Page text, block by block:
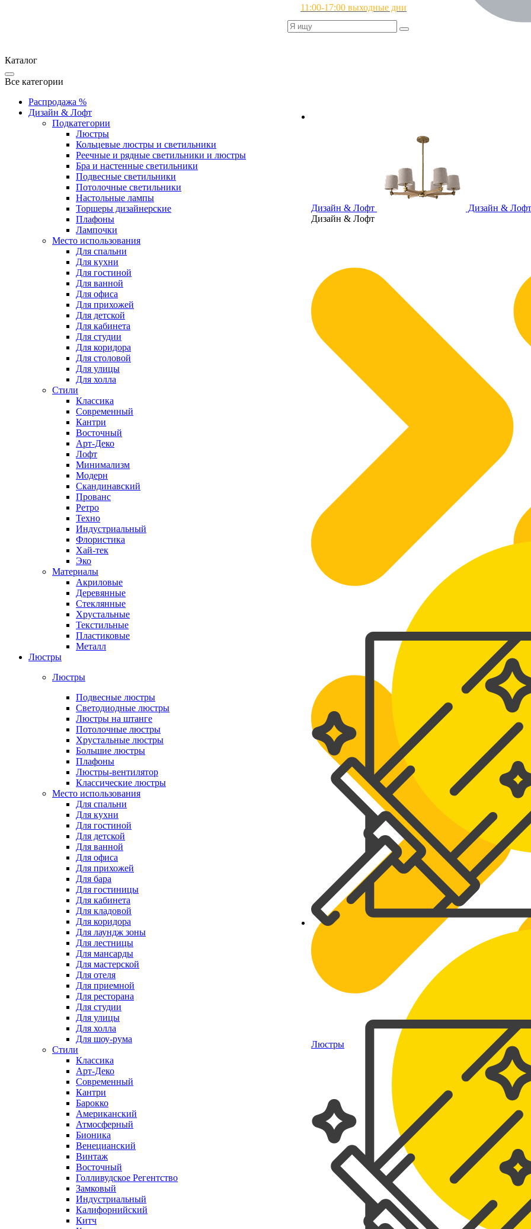
Дизайн & Лофт
Дизайн & Лофт
Дизайн & Лофт
Люстры
11:00-17:00 выходные дни
Каталог
Все категории
Распродажа %
Дизайн & Лофт
Подкатегории
Люстры
Кольцевые люстры и светильники
Реечные и рядные светильники и люстры
Бра и настенные светильники
Подвесные светильники
Потолочные светильники
Настольные лампы
Торшеры дизайнерские
Плафоны
Лампочки
Место использования
Для спальни
Для кухни
Для гостиной
Для ванной
Для офиса
Для прихожей
Для детской
Для кабинета
Для студии
Для коридора
Для столовой
Для улицы
Для холла
Стили
Классика
Современный
Кантри
Восточный
Арт-Деко
Лофт
Минимализм
Модерн
Скандинавский
Прованс
Ретро
Техно
Индустриальный
Флористика
Хай-тек
Эко
Материалы
Акриловые
Деревянные
Стеклянные
Хрустальные
Текстильные
Пластиковые
Металл
Люстры
Люстры
Подвесные люстры
Светодиодные люстры
Люстры на штанге
Потолочные люстры
Хрустальные люстры
Большие люстры
Плафоны
Люстры-вентилятор
Классические люстры
Место использования
Для спальни
Для кухни
Для гостиной
Для детской
Для ванной
Для офиса
Для прихожей
Для бара
Для гостиницы
Для кабинета
Для кладовой
Для коридора
Для лаундж зоны
Для лестницы
Для мансарды
Для мастерской
Для отеля
Для приемной
Для ресторана
Для студии
Для улицы
Для холла
Для шоу-рума
Стили
Классика
Арт-Деко
Современный
Кантри
Барокко
Американский
Атмосферный
Бионика
Венецианский
Винтаж
Восточный
Голливудское Регентство
Замковый
Индустриальный
Калифорнийский
Китч